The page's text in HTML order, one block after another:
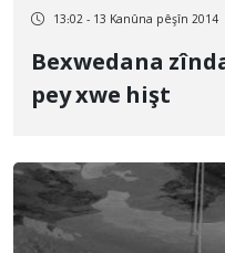
13:02 - 13 Kanûna pêşîn 2014
Bexwedana
pey xwe hişt